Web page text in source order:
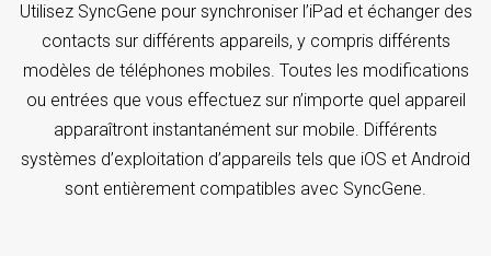
Utilisez SyncGene pour synchroniser l’iPad et échanger des
contacts sur différents appareils, y compris différents
modèles de téléphones mobiles. Toutes les modifications
ou entrées que vous effectuez sur n’importe quel appareil
apparaîtront instantanément sur mobile. Différents
systèmes d’exploitation d’appareils tels que iOS et Android
sont entièrement compatibles avec SyncGene.